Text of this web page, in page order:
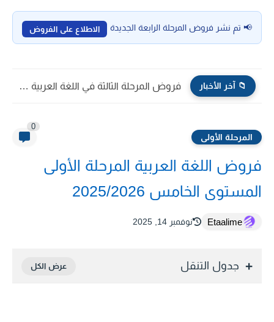
📢 تم نشر فروض المرحلة الرابعة الجديدة الاطلاع على الفروض
📁 آخر الأخبار نماذج فروض المرحلة الثالثة اللغة الفرنسية المستوى السادس ابتدائي PDF...
المرحلة الأولى
0
فروض اللغة العربية المرحلة الأولى
المستوى الخامس 2025/2026
Etaalime نوفمبر 14, 2025
جدول التنقل